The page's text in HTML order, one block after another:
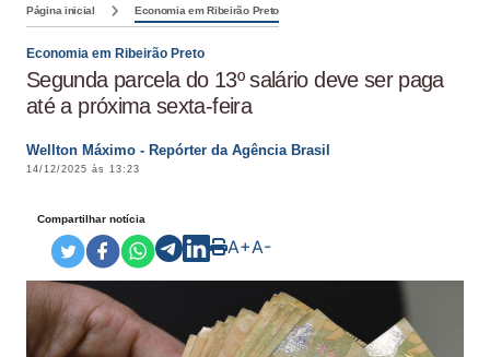
Página inicial Economia em Ribeirão Preto
Economia em Ribeirão Preto
Segunda parcela do 13º salário deve ser paga
até a próxima sexta-feira
Wellton Máximo - Repórter da Agência Brasil
14/12/2025 às 13:23
Compartilhar notícia
A+A-